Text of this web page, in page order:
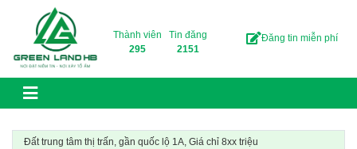
Skip to content
Thành viên
295
Tin đăng
2151
Đăng tin miễn phí
Đất trung tâm thị trấn, gần quốc lộ 1A, Giá chỉ 8xx triệu